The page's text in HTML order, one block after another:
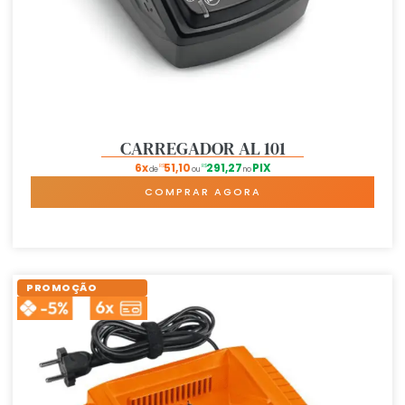
CARREGADOR AL 101
6xdeR$51,10ou R$291,27no PIX
COMPRAR AGORA
PROMOÇÃO